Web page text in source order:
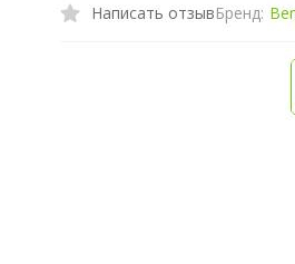
Написать отзывБренд: